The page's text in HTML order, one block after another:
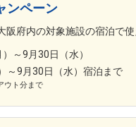
ンペーン
阪府内の対象施設の宿泊で使
～9月30日（水）
～9月30日（水）宿泊まで
ウト分まで